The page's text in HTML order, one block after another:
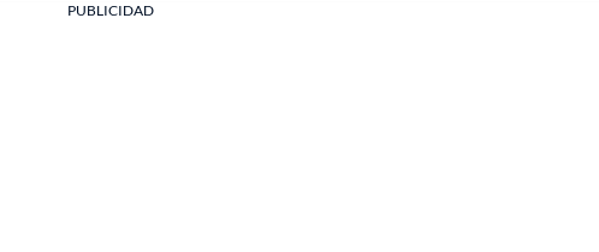
PUBLICIDAD